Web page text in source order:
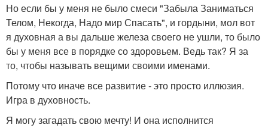
Но если бы у меня не было смеси "Забыла Заниматься
Телом, Некогда, Надо мир Спасать", и гордыни, мол вот
я духовная а вы дальше железа своего не ушли, то было
бы у меня все в порядке со здоровьем. Ведь так? Я за
то, чтобы называть вещими своими именами.
Потому что иначе все развитие - это просто иллюзия.
Игра в духовность.
Я могу загадать свою мечту! И она исполнится